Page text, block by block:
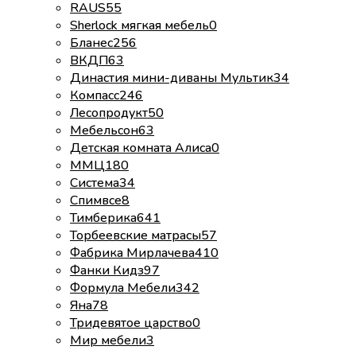
RAUS55
Sherlock мягкая мебель0
Бланес256
ВКДП63
Династия мини-диваны Мультик34
Компасс246
Лесопродукт50
Мебельсон63
Детская комната Алиса0
ММЦ180
Система34
Спимвсе8
Тимберика641
Торбеевские матрасы57
Фабрика Мирлачева410
Фанки Кидз97
Формула Мебели342
Яна78
Тридевятое царство0
Мир мебели3